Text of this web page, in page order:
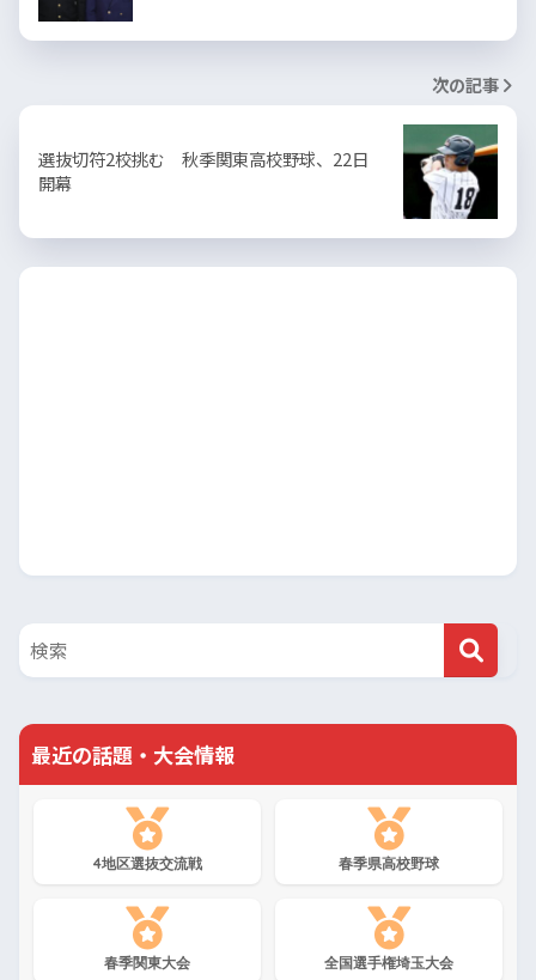
次の記事
選抜切符2校挑む 秋季関東高校野球、22日
開幕
最近の話題・大会情報
4地区選抜交流戦 春季県高校野球
春季関東大会 全国選手権埼玉大会